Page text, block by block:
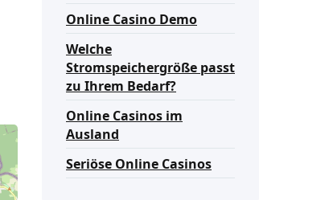
Online Casino Demo
Welche
Stromspeichergröße passt
zu Ihrem Bedarf?
Online Casinos im
Ausland
Seriöse Online Casinos